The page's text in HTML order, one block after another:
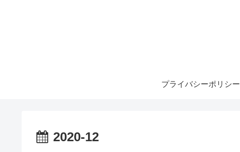
プライバシーポリシー
2020-12